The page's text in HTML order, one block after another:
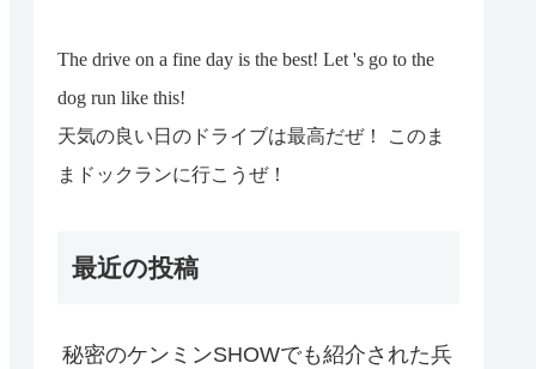
The drive on a fine day is the best! Let 's go to the
dog run like this!
天気の良い日のドライブは最高だぜ！ このま
まドックランに行こうぜ！
最近の投稿
秘密のケンミンSHOWでも紹介された兵